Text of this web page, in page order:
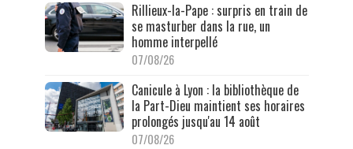
Rillieux-la-Pape : surpris en train de
se masturber dans la rue, un
homme interpellé
07/08/26
Canicule à Lyon : la bibliothèque de
la Part-Dieu maintient ses horaires
prolongés jusqu'au 14 août
07/08/26